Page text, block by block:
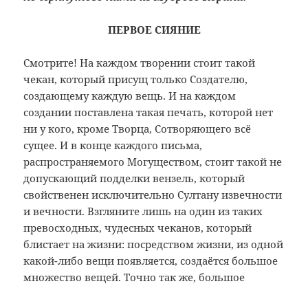
ПЕРВОЕ СИЯНИЕ
Смотрите! На каждом творении стоит такой
чекан, который присущ только Создателю,
создающему каждую вещь. И на каждом
создании поставлена такая печать, которой нет
ни у кого, кроме Творца, Cотворяющего всё
сущее. И в конце каждого письма,
распространяемого Могуществом, стоит такой не
допускающий подделки вензель, который
свойственен исключительно Султану извечности
и вечности. Взгляните лишь на один из таких
превосходных, чудесных чеканов, который
блистает на жизни: посредством жизни, из одной
какой-либо вещи появляется, создаётся большое
множество вещей. Точно так же, большое